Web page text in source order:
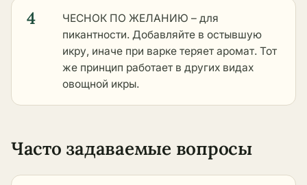
4
ЧЕСНОК ПО ЖЕЛАНИЮ – для
пикантности. Добавляйте в остывшую
икру, иначе при варке теряет аромат. Тот
же принцип работает в других видах
овощной икры.
Часто задаваемые вопросы